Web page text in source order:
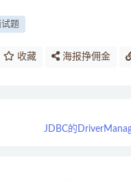
试题
收藏 海报挣佣金
JDBC的